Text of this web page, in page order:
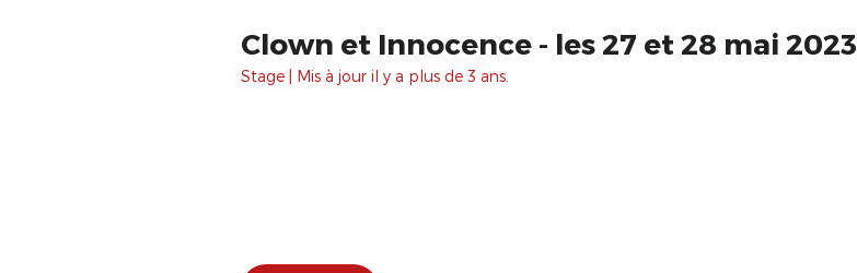
Clown et Innocence - les 27 et 28 mai 2023
Stage | Mis à jour il y a plus de 3 ans.